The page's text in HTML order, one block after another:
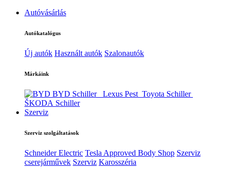
Autóvásárlás
Autókatalógus
Új autók Használt autók Szalonautók
Márkáink
BYD Schiller Lexus Pest Toyota Schiller
ŠKODA Schiller
Szerviz
Szerviz szolgáltatások
Schneider Electric Tesla Approved Body Shop Szerviz
cserejárművek Szerviz Karosszéria